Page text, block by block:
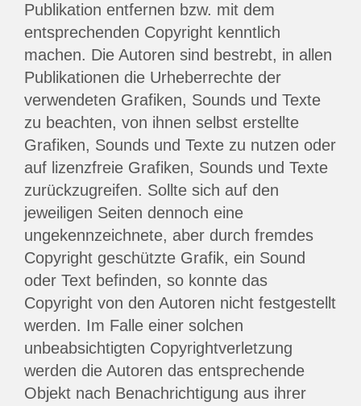
Publikation entfernen bzw. mit dem
entsprechenden Copyright kenntlich
machen. Die Autoren sind bestrebt, in allen
Publikationen die Urheberrechte der
verwendeten Grafiken, Sounds und Texte
zu beachten, von ihnen selbst erstellte
Grafiken, Sounds und Texte zu nutzen oder
auf lizenzfreie Grafiken, Sounds und Texte
zurückzugreifen. Sollte sich auf den
jeweiligen Seiten dennoch eine
ungekennzeichnete, aber durch fremdes
Copyright geschützte Grafik, ein Sound
oder Text befinden, so konnte das
Copyright von den Autoren nicht festgestellt
werden. Im Falle einer solchen
unbeabsichtigten Copyrightverletzung
werden die Autoren das entsprechende
Objekt nach Benachrichtigung aus ihrer